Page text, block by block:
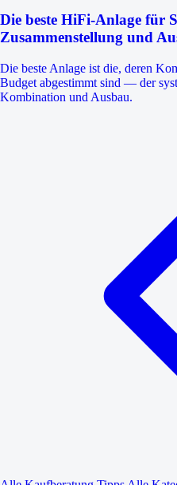
Die beste HiFi-Anlage für
Zusammenstellung und
Die beste Anlage ist die, deren
Budget abgestimmt sind — der
Kombination und Ausbau.